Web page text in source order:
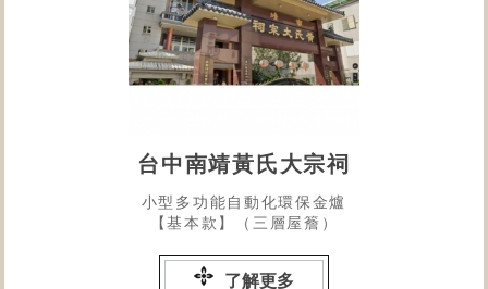
台中南靖黃氏大宗祠
小型多功能自動化環保金爐
【基本款】（三層屋簷）
了解更多